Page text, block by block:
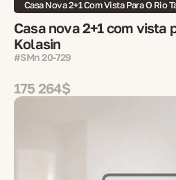
Casa Nova 2+1 Com Vista Para O Rio
Casa nova 2+1 com vista
Kolasin
#SMn 20-729
175 264$